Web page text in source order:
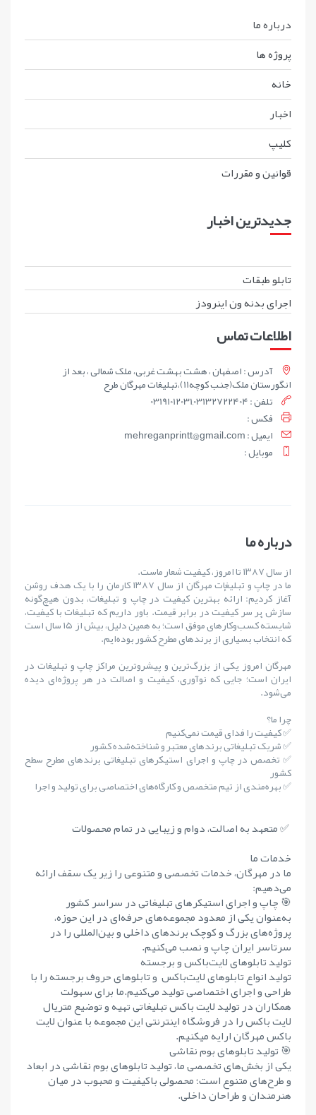
درباره ما
پروژه ها
خانه
اخبار
کليپ
قوانين و مقررات
جدیدترین اخبار
تابلو طبقات
اجرای بدنه ون اینرودز
اطلاعات تماس
آدرس : اصفهان ، هشت بهشت غربی، ملک شمالی ، بعد از
انگورستان ملک(جنب کوچه11)،تبلیغات مهرگان طرح
تلفن : 03191012031,03132722404
فکس :
ايميل : mehreganprintt@gmail.com
موبايل :
درباره ما
از سال ۱۳۸۷ تا امروز، کیفیت شعار ماست.
ما در چاپ و تبلیغات مهرگان از سال ۱۳۸۷ کارمان را با یک هدف روشن
آغاز کردیم: ارائهٔ بهترین کیفیت در چاپ و تبلیغات، بدون هیچ‌گونه
سازش بر سر کیفیت در برابر قیمت. باور داریم که تبلیغات با کیفیت،
شایستهٔ کسب‌وکارهای موفق است؛ به همین دلیل، بیش از ۱۵ سال است
که انتخاب بسیاری از برندهای مطرح کشور بوده‌ایم.
مهرگان امروز یکی از بزرگ‌ترین و پیشروترین مراکز چاپ و تبلیغات در
ایران است؛ جایی که نوآوری، کیفیت و اصالت در هر پروژه‌ای دیده
می‌شود.
چرا ما؟
✅ کیفیت را فدای قیمت نمی‌کنیم
✅ شریک تبلیغاتی برندهای معتبر و شناخته‌شده کشور
✅ تخصص در چاپ و اجرای استیکرهای تبلیغاتی برندهای مطرح سطح
کشور
✅ بهره‌مندی از تیم متخصص و کارگاه‌های اختصاصی برای تولید و اجرا
✅ متعهد به اصالت، دوام و زیبایی در تمام محصولات
خدمات ما
ما در مهرگان، خدمات تخصصی و متنوعی را زیر یک سقف ارائه
می‌دهیم:
🎯 چاپ و اجرای استیکرهای تبلیغاتی در سراسر کشور
به‌عنوان یکی از معدود مجموعه‌های حرفه‌ای در این حوزه،
پروژه‌های بزرگ و کوچک برندهای داخلی و بین‌المللی را در
سرتاسر ایران چاپ و نصب می‌کنیم.
تولید تابلوهای لایت‌باکس و برجسته
تولید انواع تابلوهای لایت‌باکس و تابلوهای حروف برجسته را با
طراحی و اجرای اختصاصی تولید می‌کنیم.ما برای سهولت
همکاران در تولید لایت باکس تبلیغاتی تهیه و توضیع متریال
لایت باکس را در فروشگاه اینترنتی این مجموعه با عنوان لایت
باکس مهرگان ارایه میکنیم.
🎯 تولید تابلوهای بوم نقاشی
یکی از بخش‌های تخصصی ما، تولید تابلوهای بوم نقاشی در ابعاد
و طرح‌های متنوع است؛ محصولی باکیفیت و محبوب در میان
هنرمندان و طراحان داخلی.